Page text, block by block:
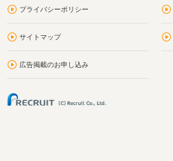
プライバシーポリシー
サイトマップ
広告掲載のお申し込み